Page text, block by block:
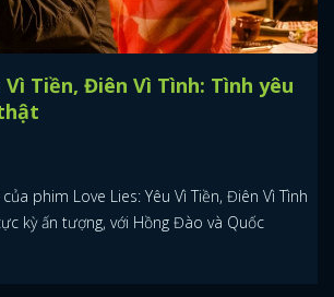
Vì Tiền, Điên Vì Tình: Tình yêu
phim Love Lies: Yêu Vì Tiền, Điên Vì Tình
kỳ ấn tượng, với Hồng Đào và Quốc